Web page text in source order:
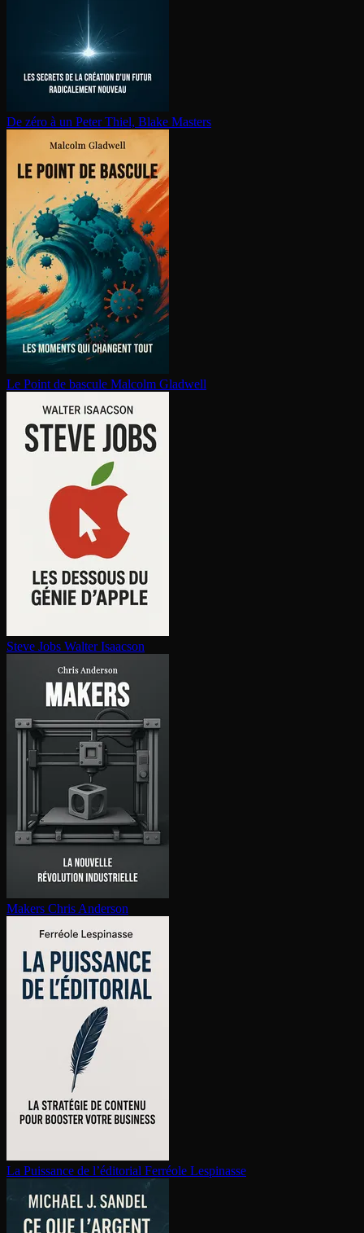
De zéro à un Peter Thiel, Blake Masters
Le Point de bascule Malcolm Gladwell
Steve Jobs Walter Isaacson
Makers Chris Anderson
La Puissance de l’éditorial Ferréole Lespinasse